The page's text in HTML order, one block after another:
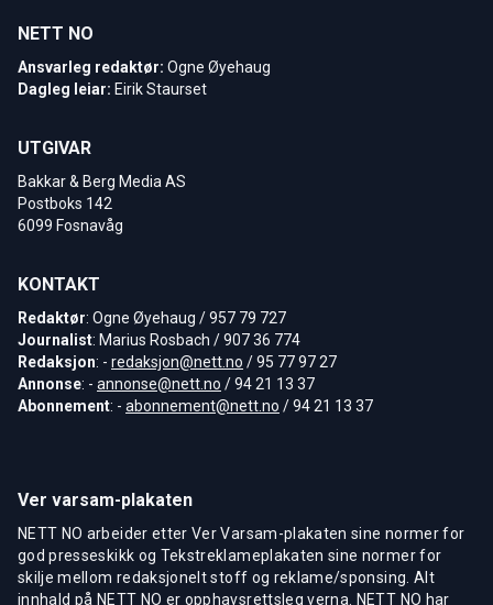
NETT NO
Ansvarleg redaktør: Ogne Øyehaug
Dagleg leiar: Eirik Staurset
UTGIVAR
Bakkar & Berg Media AS
Postboks 142
6099 Fosnavåg
KONTAKT
Redaktør: Ogne Øyehaug / 957 79 727
Journalist: Marius Rosbach / 907 36 774
Redaksjon: - redaksjon@nett.no / 95 77 97 27
Annonse: - annonse@nett.no / 94 21 13 37
Abonnement: - abonnement@nett.no / 94 21 13 37
Ver varsam-plakaten
NETT NO arbeider etter Ver Varsam-plakaten sine normer for
god presseskikk og Tekstreklameplakaten sine normer for
skilje mellom redaksjonelt stoff og reklame/sponsing. Alt
innhald på NETT NO er opphavsrettsleg verna. NETT NO har